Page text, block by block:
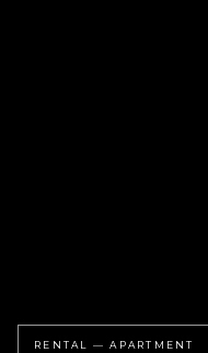
RENTAL — APARTMENT